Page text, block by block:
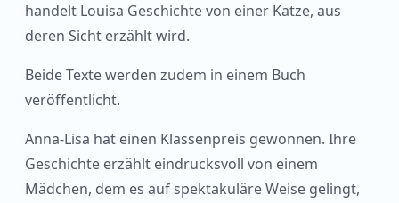
handelt Louisa Geschichte von einer Katze, aus
deren Sicht erzählt wird.
Beide Texte werden zudem in einem Buch
veröffentlicht.
Anna-Lisa hat einen Klassenpreis gewonnen. Ihre
Geschichte erzählt eindrucksvoll von einem
Mädchen, dem es auf spektakuläre Weise gelingt,